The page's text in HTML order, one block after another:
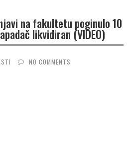
na fakultetu poginulo 10
likvidiran (VIDEO)
NO COMMENTS